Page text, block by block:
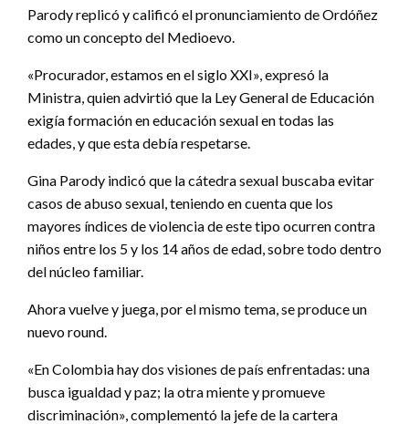
Parody replicó y calificó el pronunciamiento de Ordóñez
como un concepto del Medioevo.
«Procurador, estamos en el siglo XXI», expresó la
Ministra, quien advirtió que la Ley General de Educación
exigía formación en educación sexual en todas las
edades, y que esta debía respetarse.
Gina Parody indicó que la cátedra sexual buscaba evitar
casos de abuso sexual, teniendo en cuenta que los
mayores índices de violencia de este tipo ocurren contra
niños entre los 5 y los 14 años de edad, sobre todo dentro
del núcleo familiar.
Ahora vuelve y juega, por el mismo tema, se produce un
nuevo round.
«En Colombia hay dos visiones de país enfrentadas: una
busca igualdad y paz; la otra miente y promueve
discriminación», complementó la jefe de la cartera